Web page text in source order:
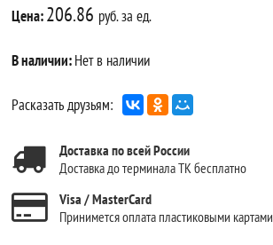
Цена:206.86 руб. за ед.
В наличии:Нет в наличии
Расказать друзьям:
Доставка по всей России
Доставка до терминала ТК бесплатно
Visa / MasterCard
Принимется оплата пластиковыми картами